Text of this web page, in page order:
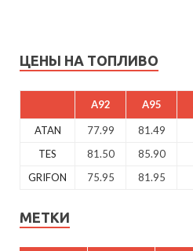
ЦЕНЫ НА ТОПЛИВО
A92 A95
ATAN 77.99 81.49
TES
81.50 85.90
GRIFON
75.95 81.95
МЕТКИ